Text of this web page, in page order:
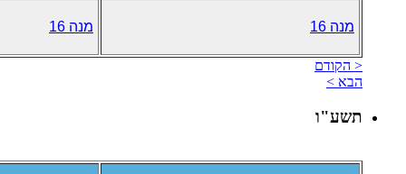
מנה 16 מנה 16
< הקודם
הבא >
תשע"ו